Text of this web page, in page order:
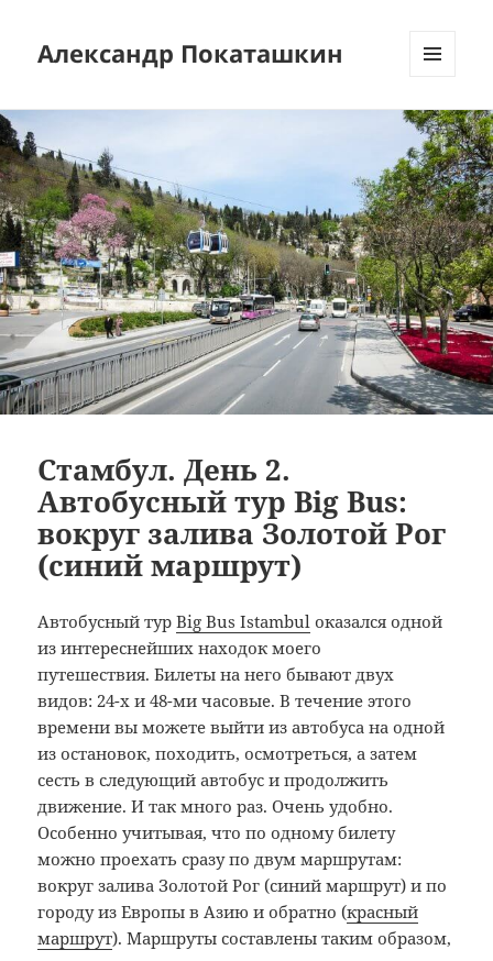
Александр Покаташкин
ВИДЖЕТЫ
Стамбул. День 2.
Автобусный тур Big Bus:
вокруг залива Золотой Рог
(синий маршрут)
Автобусный турBig Bus Istambul оказался одной
из интереснейших находок моего
путешествия. Билеты на него бывают двух
видов: 24-х и 48-ми часовые. В течение этого
времени вы можете выйти из автобуса на одной
из остановок, походить, осмотреться, а затем
сесть в следующий автобус и продолжить
движение. И так много раз. Очень удобно.
Особенно учитывая, что по одному билету
можно проехать сразу по двум маршрутам:
вокруг залива Золотой Рог (синий маршрут) и по
городу из Европы в Азию и обратно (красный
маршрут). Маршруты составлены таким образом,